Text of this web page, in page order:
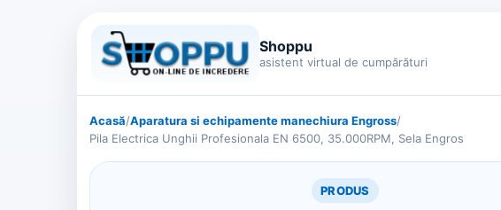
Shoppu
asistent virtual de cumpărături
Acasă/Aparatura si echipamente manechiura Engross/
Pila Electrica Unghii Profesionala EN 6500, 35.000RPM, Sela Engros
PRODUS